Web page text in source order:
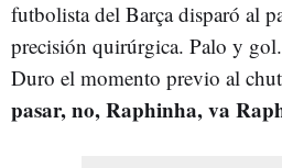
futbolista del Barça disparó al
precisión quirúrgica. Palo y
Duro el momento previo al
pasar, no, Raphinha, va